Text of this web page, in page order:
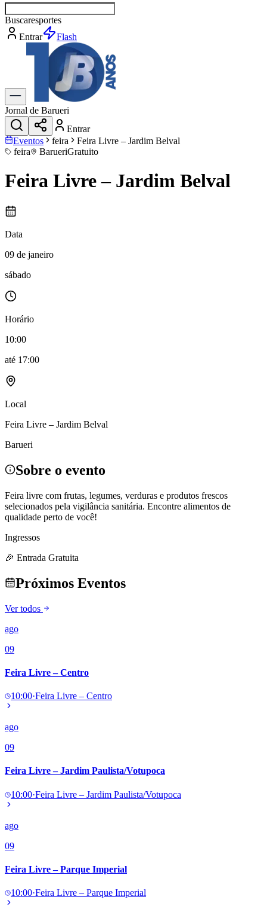
Buscarespor
Entrar
Flash
Jornal de Barueri
Entrar
Eventos
feira
Feira Livre – Jardim Belval
feira
BarueriGratuito
Feira Livre – Jardim Belval
Data
09 de janeiro
sábado
Horário
10:00
até 17:00
Local
Feira Livre – Jardim Belval
Barueri
Sobre o evento
Feira livre com frutas, legumes, verduras e produtos frescos
selecionados pela vigilância sanitária. Encontre alimentos de
qualidade perto de você!
Ingressos
🎉 Entrada Gratuita
Próximos Eventos
Ver todos
ago
09
Feira Livre – Centro
10:00·Feira Livre – Centro
ago
09
Feira Livre – Jardim Paulista/Votupoca
10:00·Feira Livre – Jardim Paulista/Votupoca
ago
09
Feira Livre – Parque Imperial
10:00·Feira Livre – Parque Imperial